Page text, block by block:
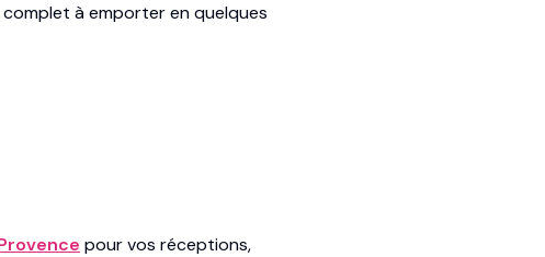
à emporter en quelques
pour vos réceptions,